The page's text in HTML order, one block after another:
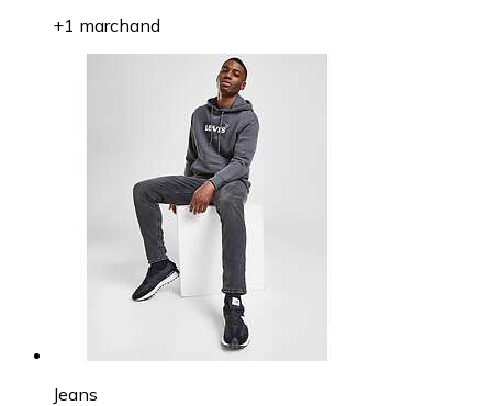
+1 marchand
Jeans